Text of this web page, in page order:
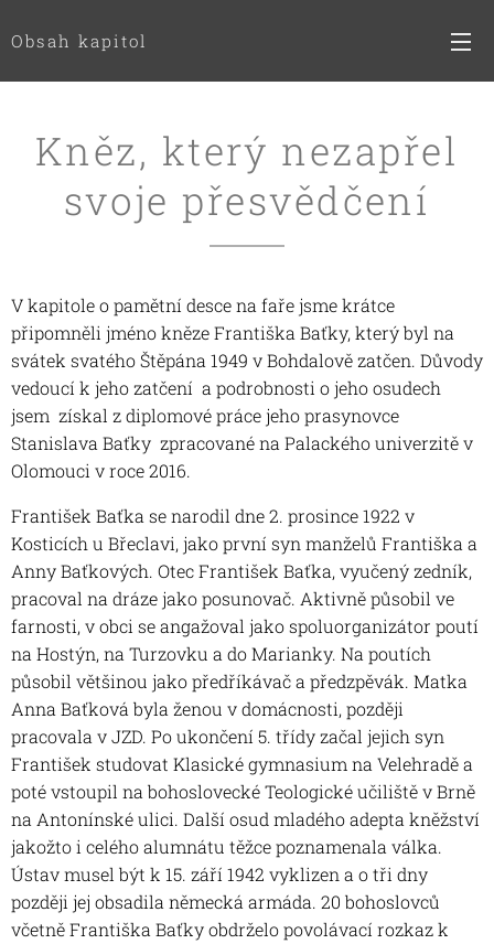
Obsah kapitol
Kněz, který nezapřel
svoje přesvědčení
V kapitole o pamětní desce na faře jsme krátce
připomněli jméno kněze Františka Baťky, který byl na
svátek svatého Štěpána 1949 v Bohdalově zatčen. Důvody
vedoucí k jeho zatčení a podrobnosti o jeho osudech
jsem získal z diplomové práce jeho prasynovce
Stanislava Baťky zpracované na Palackého univerzitě v
Olomouci v roce 2016.
František Baťka se narodil dne 2. prosince 1922 v
Kosticích u Břeclavi, jako první syn manželů Františka a
Anny Baťkových. Otec František Baťka, vyučený zedník,
pracoval na dráze jako posunovač. Aktivně působil ve
farnosti, v obci se angažoval jako spoluorganizátor poutí
na Hostýn, na Turzovku a do Marianky. Na poutích
působil většinou jako předříkávač a předzpěvák. Matka
Anna Baťková byla ženou v domácnosti, později
pracovala v JZD. Po ukončení 5. třídy začal jejich syn
František studovat Klasické gymnasium na Velehradě a
poté vstoupil na bohoslovecké Teologické učiliště v Brně
na Antonínské ulici. Další osud mladého adepta kněžství
jakožto i celého alumnátu těžce poznamenala válka.
Ústav musel být k 15. září 1942 vyklizen a o tři dny
později jej obsadila německá armáda. 20 bohoslovců
včetně Františka Baťky obdrželo povolávací rozkaz k